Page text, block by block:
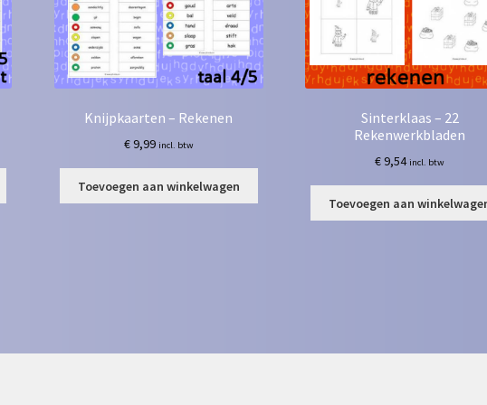
Knijpkaarten – Rekenen
€9,99 incl. btw
Toevoegen aan winkelwagen
Sinterklaas – 22
Rekenwerkbladen
€9,54 incl. btw
Toevoegen aan